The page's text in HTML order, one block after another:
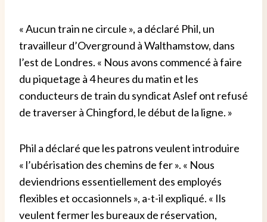
« Aucun train ne circule », a déclaré Phil, un
travailleur d’Overground à Walthamstow, dans
l’est de Londres. « Nous avons commencé à faire
du piquetage à 4 heures du matin et les
conducteurs de train du syndicat Aslef ont refusé
de traverser à Chingford, le début de la ligne. »
Phil a déclaré que les patrons veulent introduire
« l’ubérisation des chemins de fer ». « Nous
deviendrions essentiellement des employés
flexibles et occasionnels », a-t-il expliqué. « Ils
veulent fermer les bureaux de réservation,